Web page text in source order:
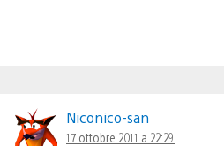
Niconico-san
17 ottobre 2011 a 22:29